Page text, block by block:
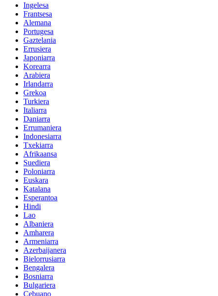
Ingelesa
Frantsesa
Alemana
Portugesa
Gaztelania
Errusiera
Japoniarra
Korearra
Arabiera
Irlandarra
Grekoa
Turkiera
Italiarra
Daniarra
Errumaniera
Indonesiarra
Txekiarra
Afrikaansa
Suediera
Poloniarra
Euskara
Katalana
Esperantoa
Hindi
Lao
Albaniera
Amharera
Armeniarra
Azerbaijanera
Bielorrusiarra
Bengalera
Bosniarra
Bulgariera
Cebuano